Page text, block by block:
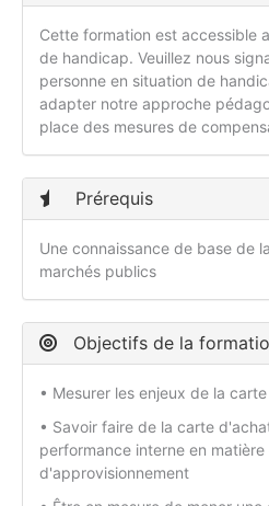
Cette formation est accessible
de handicap. Veuillez nous
personne en situation de
adapter notre approche
place des mesures de
Prérequis
Une connaissance de base de
marchés publics
Objectifs de la
• Mesurer les enjeux de la
• Savoir faire de la carte
performance interne en
d'approvisionnement